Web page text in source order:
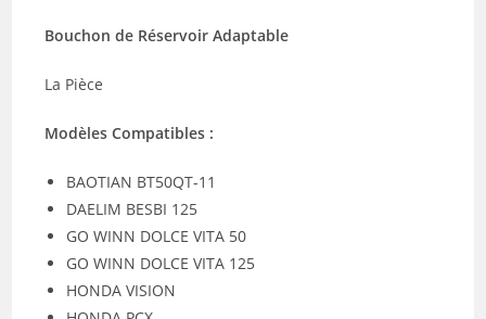
Bouchon de Réservoir Adaptable
La Pièce
Modèles Compatibles :
BAOTIAN BT50QT-11
DAELIM BESBI 125
GO WINN DOLCE VITA 50
GO WINN DOLCE VITA 125
HONDA VISION